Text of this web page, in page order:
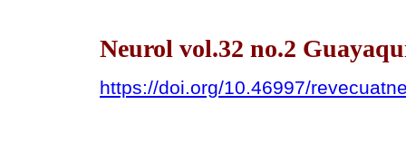
Neurol vol.32 no.2
https://doi.org/10.46997/